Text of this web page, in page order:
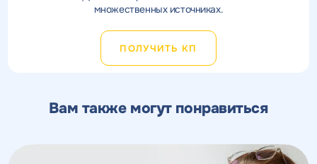
множественных источниках.
ПОЛУЧИТЬ КП
Вам также могут понравиться